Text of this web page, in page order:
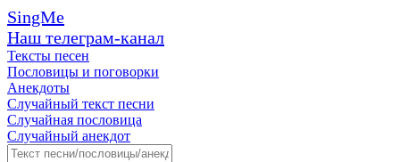
SingMe
Наш телеграм-канал
Тексты песен
Пословицы и поговорки
Анекдоты
Случайный текст песни
Случайная пословица
Случайный анекдот